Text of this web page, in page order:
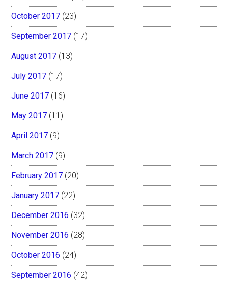
October 2017 (23)
September 2017 (17)
August 2017 (13)
July 2017 (17)
June 2017 (16)
May 2017 (11)
April 2017 (9)
March 2017 (9)
February 2017 (20)
January 2017 (22)
December 2016 (32)
November 2016 (28)
October 2016 (24)
September 2016 (42)